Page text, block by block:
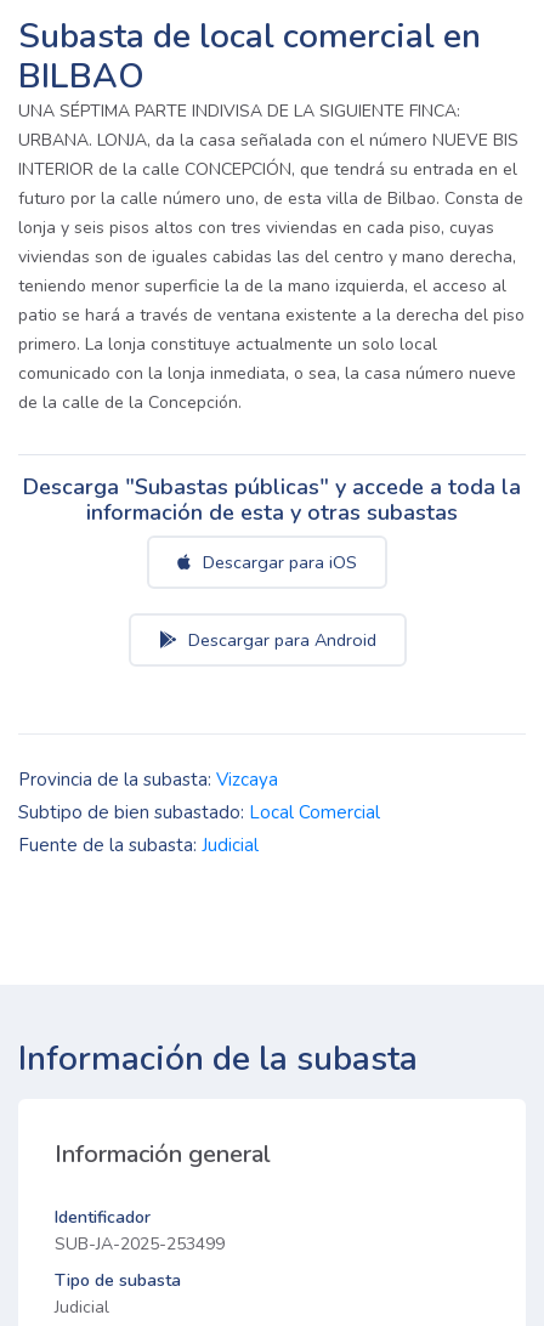
Subasta de local comercial en
BILBAO
UNA SÉPTIMA PARTE INDIVISA DE LA SIGUIENTE FINCA:
URBANA. LONJA, da la casa señalada con el número NUEVE BIS
INTERIOR de la calle CONCEPCIÓN, que tendrá su entrada en el
futuro por la calle número uno, de esta villa de Bilbao. Consta de
lonja y seis pisos altos con tres viviendas en cada piso, cuyas
viviendas son de iguales cabidas las del centro y mano derecha,
teniendo menor superficie la de la mano izquierda, el acceso al
patio se hará a través de ventana existente a la derecha del piso
primero. La lonja constituye actualmente un solo local
comunicado con la lonja inmediata, o sea, la casa número nueve
de la calle de la Concepción.
Descarga "Subastas públicas" y accede a toda la
información de esta y otras subastas
Descargar para iOS
Descargar para Android
Provincia de la subasta: Vizcaya
Subtipo de bien subastado: Local Comercial
Fuente de la subasta: Judicial
Información de la subasta
Información general
Identificador
SUB-JA-2025-253499
Tipo de subasta
Judicial